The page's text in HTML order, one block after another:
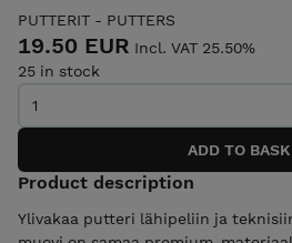
PUTTERIT - PUTTERS
19.50 EUR Incl. VAT 25.50%
25 in stock
Product description
Ylivakaa putteri lähipeliin ja